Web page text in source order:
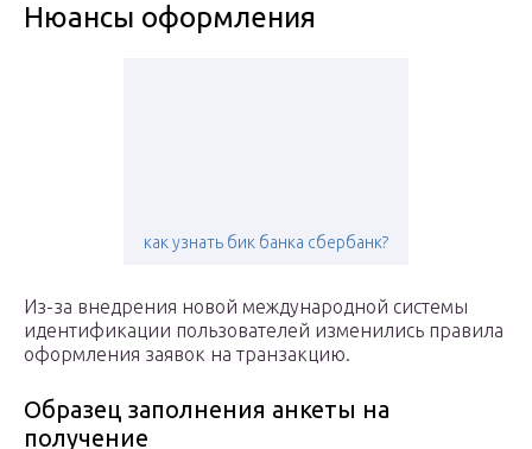
Нюансы оформления
​как узнать бик банка сбербанк?
Из-за внедрения новой международной системы
идентификации пользователей изменились правила
оформления заявок на транзакцию.
Образец заполнения анкеты на
получение